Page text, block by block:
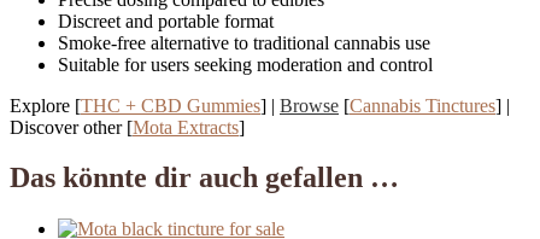
Discreet and portable format
Smoke-free alternative to traditional cannabis use
Suitable for users seeking moderation and control
Explore [THC + CBD Gummies] | Browse [Cannabis Tinctures] |
Discover other [Mota Extracts]
Das könnte dir auch gefallen …